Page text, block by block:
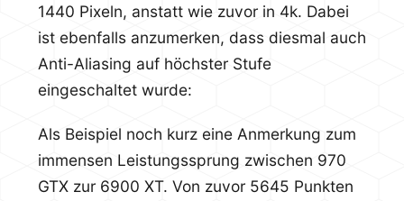
1440 Pixeln, anstatt wie zuvor in 4k. Dabei
ist ebenfalls anzumerken, dass diesmal auch
Anti-Aliasing auf höchster Stufe
eingeschaltet wurde:
Als Beispiel noch kurz eine Anmerkung zum
immensen Leistungssprung zwischen 970
GTX zur 6900 XT. Von zuvor 5645 Punkten